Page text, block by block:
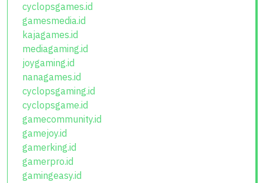
cyclopsgames.id
gamesmedia.id
kajagames.id
mediagaming.id
joygaming.id
nanagames.id
cyclopsgaming.id
cyclopsgame.id
gamecommunity.id
gamejoy.id
gamerking.id
gamerpro.id
gamingeasy.id